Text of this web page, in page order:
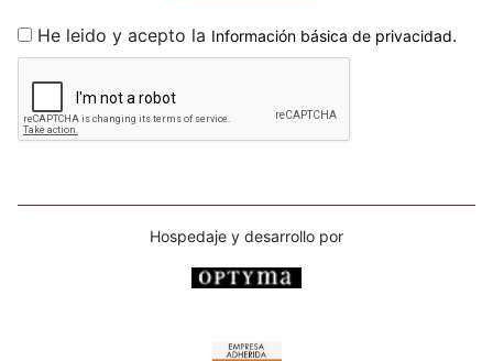
He leido y acepto la Información básica de privacidad.
Hospedaje y desarrollo por